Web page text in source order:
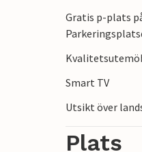
möjlighet att
Dra nytta av
och Ystad,
Gratis p-plats
Smart TV
Utsikt över
Plats